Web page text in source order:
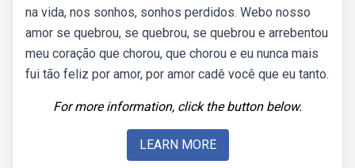
na vida, nos sonhos, sonhos perdidos. Webo nosso
amor se quebrou, se quebrou, se quebrou e arrebentou
meu coração que chorou, que chorou e eu nunca mais
fui tão feliz por amor, por amor cadê você que eu tanto.
For more information, click the button below.
LEARN MORE